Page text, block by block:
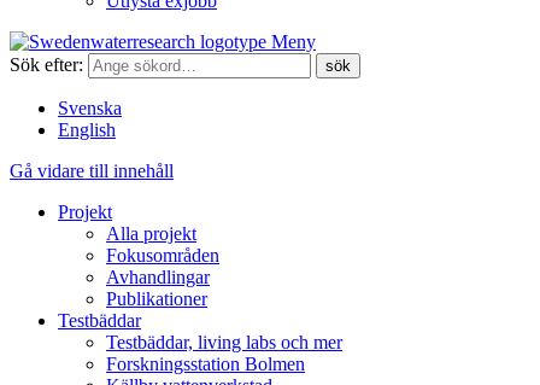
Meny
Sök efter:
Svenska
English
Gå vidare till innehåll
Projekt
Alla projekt
Fokusområden
Avhandlingar
Publikationer
Testbäddar
Testbäddar, living labs och mer
Forskningsstation Bolmen